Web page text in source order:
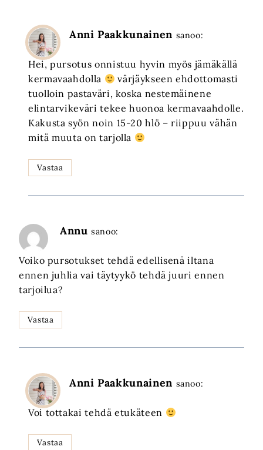
Anni Paakkunainen sanoo:
Hei, pursotus onnistuu hyvin myös jämäkällä
kermavaahdolla
värjäykseen ehdottomasti
tuolloin pastaväri, koska nestemäinene
elintarvikeväri tekee huonoa kermavaahdolle.
Kakusta syön noin 15-20 hlö – riippuu vähän
mitä muuta on tarjolla
Vastaa
Annu sanoo:
Voiko pursotukset tehdä edellisenä iltana
ennen juhlia vai täytyykö tehdä juuri ennen
tarjoilua?
Vastaa
Anni Paakkunainen sanoo:
Voi tottakai tehdä etukäteen
Vastaa